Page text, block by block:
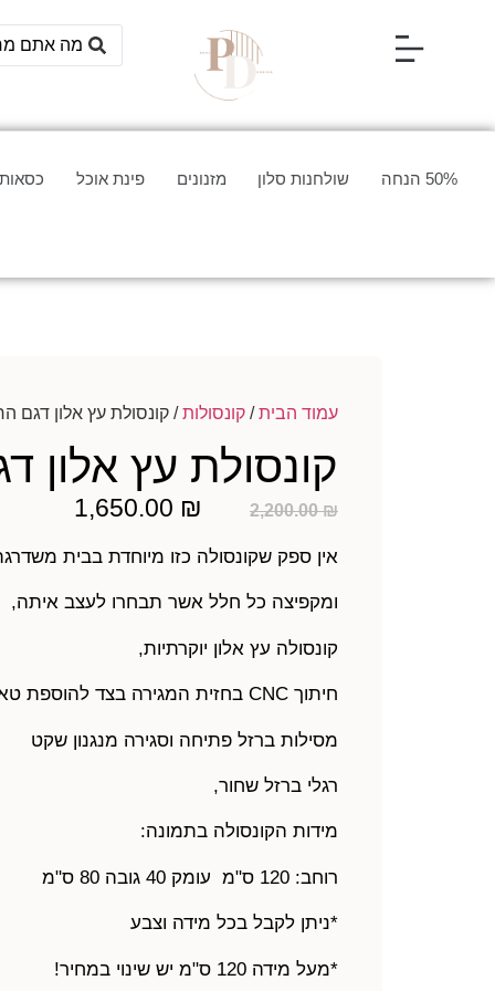
50% הנחה שולחנות סלון מזנונים פינת אוכל
עמוד הבית/ קונסולות/ קונסולת עץ אלון דגם
קונסולת עץ אלון
2,200.00₪
1,650.00 ₪
אין ספק שקונסולה כזו מיוחדת בבית
ומקפיצה כל חלל אשר תבחרו לעצב איתה,
קונסולה עץ אלון יוקרתיות,
חיתוך CNC בחזית המגירה בצד להוספת טאץ מיוחד
מסילות ברזל פתיחה וסגירה מנגנון שקט
רגלי ברזל שחור,
מידות הקונסולה בתמונה:
רוחב: 120 ס"מ עומק 40 גובה 80 ס"מ
*ניתן לקבל בכל מידה וצבע
*מעל מידה 120 ס"מ יש שינוי במחיר!